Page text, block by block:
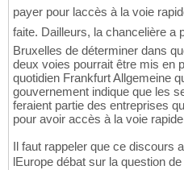
payer pour laccès à la voie
faite. Dailleurs, la chancelière
Bruxelles de déterminer dans
deux voies pourrait être mis en
quotidien Frankfurt Allgemeine
gouvernement indique que les
feraient partie des entreprises
pour avoir accès à la voie
Il faut rappeler que ce discours
lEurope débat sur la question